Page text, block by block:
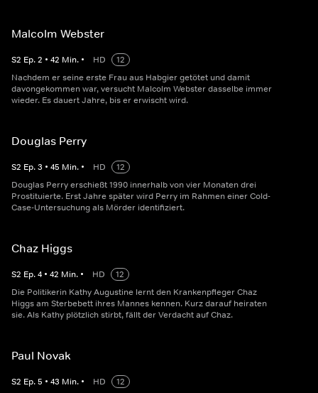
Malcolm Webster
S2 Ep.2 • 42 Min. • HD
12
Nachdem er seine erste Frau aus Habgier getötet und damit
davongekommen war, versucht Malcolm Webster dasselbe immer
wieder. Es dauert Jahre, bis er erwischt wird.
Douglas Perry
S2 Ep.3 • 45 Min. • HD
12
Douglas Perry erschießt 1990 innerhalb von vier Monaten drei
Prostituierte. Erst Jahre später wird Perry im Rahmen einer Cold-
Case-Untersuchung als Mörder identifiziert.
Chaz Higgs
S2 Ep.4 • 42 Min. • HD
12
Die Politikerin Kathy Augustine lernt den Krankenpfleger Chaz
Higgs am Sterbebett ihres Mannes kennen. Kurz darauf heiraten
sie. Als Kathy plötzlich stirbt, fällt der Verdacht auf Chaz.
Paul Novak
S2 Ep.5 • 43 Min. • HD
12